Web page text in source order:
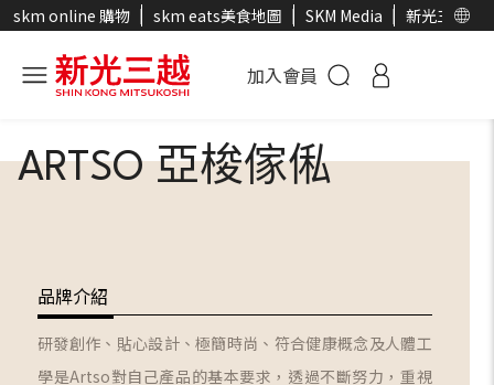
skm online 購物 skm eats美食地圖 SKM Media 新光三越官
加入會員
ARTSO 亞梭傢俬
品牌介紹
研發創作、貼心設計、極簡時尚、符合健康概念及人體工
學是Artso對自己產品的基本要求，透過不斷努力，重視